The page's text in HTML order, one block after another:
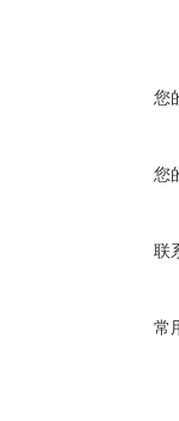
您
您
联
常